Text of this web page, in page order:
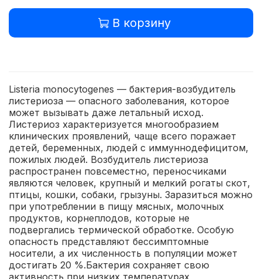
В корзину
Listeria monocytogenes — бактерия-возбудитель
листериоза — опасного заболевания, которое
может вызывать даже летальный исход.
Листериоз характеризуется многообразием
клинических проявлений, чаще всего поражает
детей, беременных, людей с иммуннодефицитом,
пожилых людей. Возбудитель листериоза
распространен повсеместно, переносчиками
являются человек, крупный и мелкий рогаты скот,
птицы, кошки, собаки, грызуны. Заразиться можно
при употреблении в пищу мясных, молочных
продуктов, корнеплодов, которые не
подвергались термической обработке. Особую
опасность представляют бессимптомные
носители, а их численность в популяции может
достигать 20 %.Бактерия сохраняет свою
активность при низких температурах